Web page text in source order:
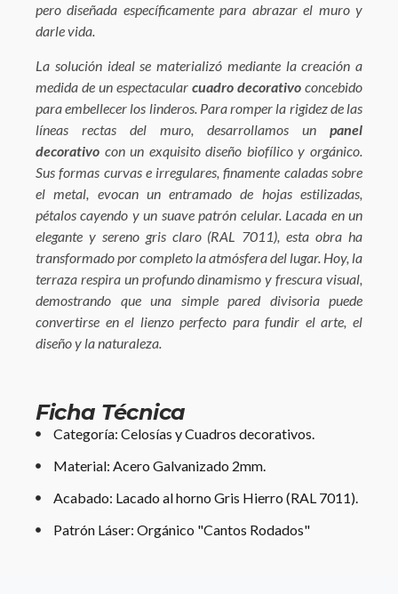
pero diseñada específicamente para abrazar el muro y
darle vida.
La solución ideal se materializó mediante la creación a
medida de un espectacular cuadro decorativo concebido
para embellecer los linderos. Para romper la rigidez de las
líneas rectas del muro, desarrollamos un panel
decorativo con un exquisito diseño biofílico y orgánico.
Sus formas curvas e irregulares, finamente caladas sobre
el metal, evocan un entramado de hojas estilizadas,
pétalos cayendo y un suave patrón celular. Lacada en un
elegante y sereno gris claro (RAL 7011), esta obra ha
transformado por completo la atmósfera del lugar. Hoy, la
terraza respira un profundo dinamismo y frescura visual,
demostrando que una simple pared divisoria puede
convertirse en el lienzo perfecto para fundir el arte, el
diseño y la naturaleza.
Ficha Técnica
Categoría: Celosías y Cuadros decorativos.
Material: Acero Galvanizado 2mm.
Acabado: Lacado al horno Gris Hierro (RAL 7011).
Patrón Láser: Orgánico "Cantos Rodados"